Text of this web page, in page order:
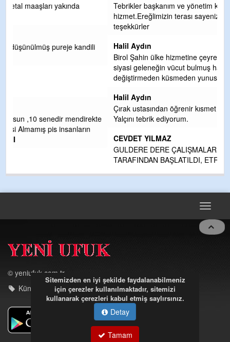
Tebrikler başkanım ve yönetim kurulu, güzel bir
hizmet.Ereğlimizin terası sayenizde huzur ve ahlak bulacak
Halil Aydın
Birol Şahin ülke hizmetine çeyrek asır damgasını vurmuş
siyasi geleneğin vücut bulmuş hali yalpalamadan saf
değiştirmeden küsmeden yunus... DEVAMI
Çırak ustasından öğrenir kısmet bağlamayı... Ben İbrahim
Yalçını tebrik ediyorum.
GULDERE DERE ÇALIŞMALARI, SEKIZ YIL ÖNCE ALKAYA
TARAFINDAN BAŞLATILDI, ETRASFINDA YERLEŞİM YERI
Toggle
© yeniufuk.com.tr
Künye - iletişim
Sitemizden en iyi şekilde faydalanabilmeniz
için çerezler kullanılmaktadır, sitemizi
kullanarak çerezleri kabul etmiş saylırsınız.
Detay
Tamam